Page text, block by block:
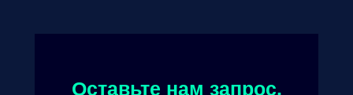
Оставьте нам запрос,